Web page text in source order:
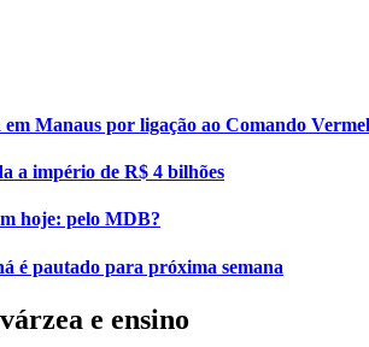
Manaus por ligação ao Comando
a império de R$ 4 bilhões
hoje: pelo MDB?
é pautado para próxima semana
e ensino